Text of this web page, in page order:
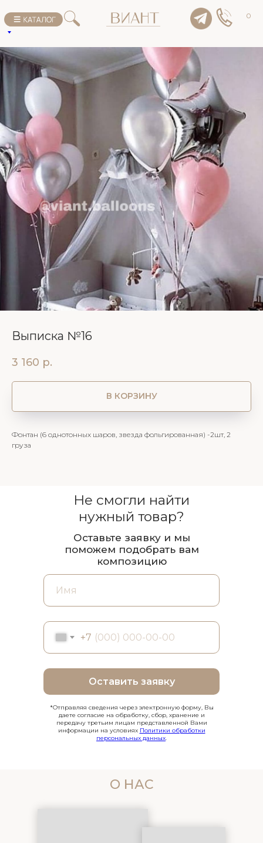
0
Выписка №16
3 160 р.
В КОРЗИНУ
Фонтан (6 однотонных шаров, звезда фольгированная) -2шт, 2
груза
+7
Оставить заявку
Не смогли найти
нужный товар?
Оставьте заявку и мы
поможем подобрать вам
композицию
*Отправляя сведения через электронную форму, Вы
даете согласие на обработку, сбор, хранение и
передачу третьим лицам представленной Вами
информации на условиях Политики обработки
персональных данных.
О НАС